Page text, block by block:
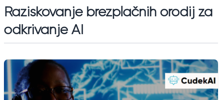
Raziskovanje brezplačnih orodij za
odkrivanje AI